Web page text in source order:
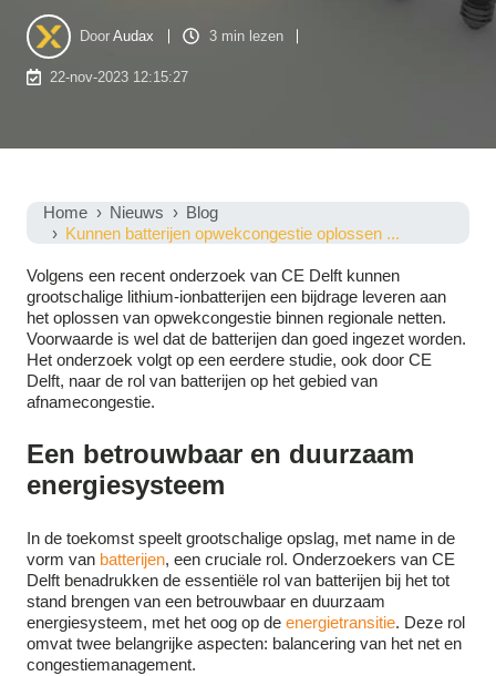
DoorAudax 3 min lezen
22-nov-2023 12:15:27
Home Nieuws
Blog
Kunnen batterijen opwekcongestie oplossen ...
Volgens een recent onderzoek van CE Delft kunnen
grootschalige lithium-ionbatterijen een bijdrage leveren aan
het oplossen van opwekcongestie binnen regionale netten.
Voorwaarde is wel dat de batterijen dan goed ingezet worden.
Het onderzoek volgt op een eerdere studie, ook door CE
Delft, naar de rol van batterijen op het gebied van
afnamecongestie.
Een betrouwbaar en duurzaam
energiesysteem
In de toekomst speelt grootschalige opslag, met name in de
vorm van batterijen, een cruciale rol. Onderzoekers van CE
Delft benadrukken de essentiële rol van batterijen bij het tot
stand brengen van een betrouwbaar en duurzaam
energiesysteem, met het oog op de energietransitie. Deze rol
omvat twee belangrijke aspecten: balancering van het net en
congestiemanagement.